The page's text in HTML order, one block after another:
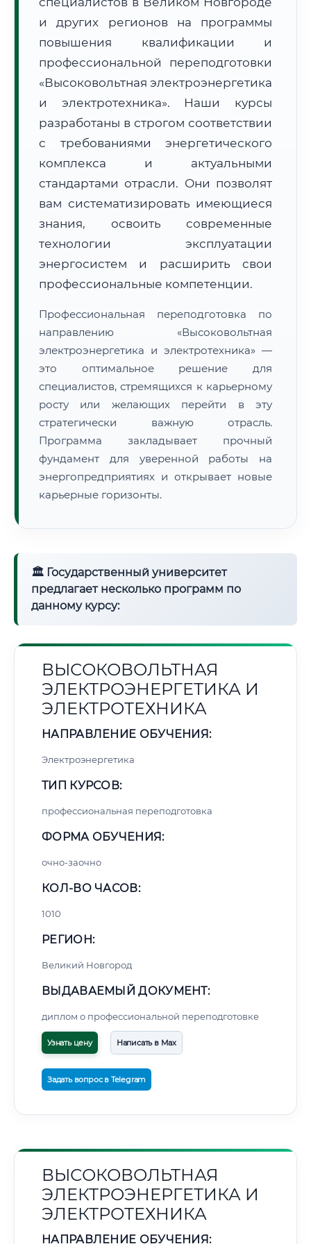
Расчет логистики оригиналов:
• Маршрут транзита:~3 092 км
• Экспресс-доставка СДЭК / Почтой:
📜 Документы и аккредитация
и других регионов на программы
повышения квалификации и
профессиональной переподготовки
«Высоковольтная электроэнергетика
и электротехника». Наши курсы
разработаны в строгом соответствии
с требованиями энергетического
комплекса и актуальными
стандартами отрасли. Они позволят
вам систематизировать имеющиеся
знания, освоить современные
технологии эксплуатации
энергосистем и расширить свои
профессиональные компетенции.
Профессиональная переподготовка по
направлению «Высоковольтная
электроэнергетика и электротехника» —
это оптимальное решение для
специалистов, стремящихся к карьерному
росту или желающих перейти в эту
стратегически важную отрасль.
Программа закладывает прочный
фундамент для уверенной работы на
энергопредприятиях и открывает новые
карьерные горизонты.
🏛 Государственный университет
предлагает несколько программ по
данному курсу:
ВЫСОКОВОЛЬТНАЯ
ЭЛЕКТРОЭНЕРГЕТИКА И
ЭЛЕКТРОТЕХНИКА
НАПРАВЛЕНИЕ ОБУЧЕНИЯ:
Электроэнергетика
ТИП КУРСОВ:
профессиональная переподготовка
ФОРМА ОБУЧЕНИЯ:
очно-заочно
КОЛ-ВО ЧАСОВ:
1010
РЕГИОН:
Великий Новгород
ВЫДАВАЕМЫЙ ДОКУМЕНТ:
диплом о профессиональной переподготовке
Узнать цену Написать в Max
Задать вопрос в Telegram
ВЫСОКОВОЛЬТНАЯ
ЭЛЕКТРОЭНЕРГЕТИКА И
ЭЛЕКТРОТЕХНИКА
НАПРАВЛЕНИЕ ОБУЧЕНИЯ: